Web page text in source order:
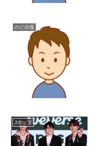
のど自慢
Jポップ